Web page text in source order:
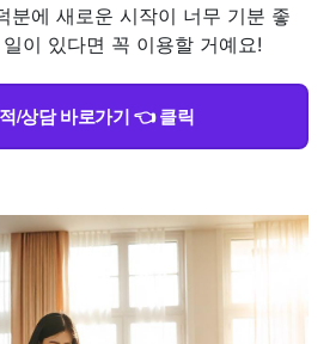
분에 새로운 시작이 너무 기분 좋
이 있다면 꼭 이용할 거예요!
/상담 바로가기 👈 클릭